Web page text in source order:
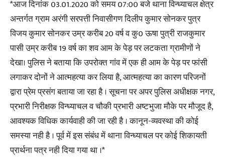
*आज दिनांक 03.01.2020 को समय 07:00 बजे थाना विन्ध्याचल क्षेत्र
अन्तर्गत ग्राम अरंगी सरपत्ती निवासीगण दिलीप कुमार सोनकर पुत्र
विजय कुमार सोनकर उम्र करीब 20 वर्ष व कु0 ऊषा पुत्री राजकुमार
पासी उम्र करीब 19 वर्ष का शव आम के पेड़ पर लटकता ग्रामीणों ने
देखा। पुलिस ने बताया कि उपरोक्त गांव में एक ही आम के पेड़ पर फांसी
लगाकर दोनों ने आत्महत्या कर लिया है, आत्महत्या का कारण परिजनों
द्वारा प्रेम प्रसंग बताया जा रहा है । सूचना पर अपर पुलिस अधीक्षक नगर,
प्रभारी निरीक्षक विन्ध्याचल व चौकी प्रभारी अष्टभुजा मौके पर मौजूद है,
आवश्यक विधिक कार्यवाही की जा रही है । कानून-व्यवस्था की कोई
समस्या नही है । पूर्व में इस संबंध में थाना विन्ध्याचल पर कोई शिकायती
प्रार्थना पत्र नही दिया गया था ।*